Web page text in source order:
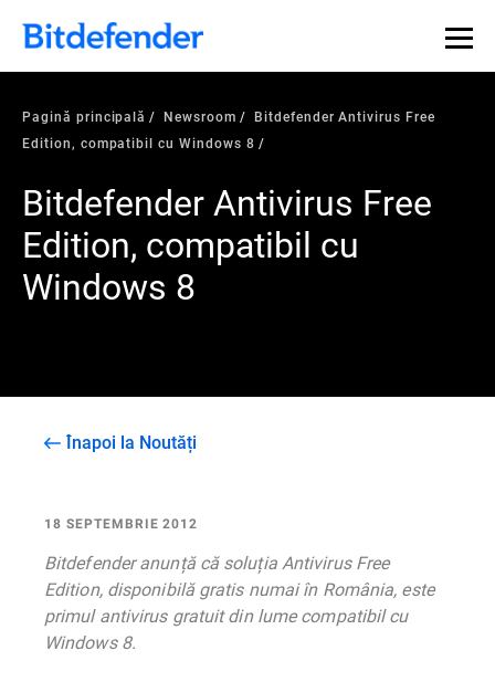
Pagină principală Newsroom
Bitdefender Antivirus Free
Edition, compatibil cu Windows 8
Bitdefender Antivirus Free
Edition, compatibil cu
Windows 8
Înapoi la Noutăți
18 SEPTEMBRIE 2012
Bitdefender anunță că soluția Antivirus Free
Edition, disponibilă gratis numai în România, este
primul antivirus gratuit din lume compatibil cu
Windows 8.